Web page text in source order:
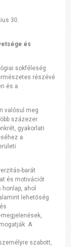
30.
és
sokféleség
részévé
és a
valósul meg
százezer
gyakorlati
a
barát
és motivációt
ahol
lehetőség
A
szabott,